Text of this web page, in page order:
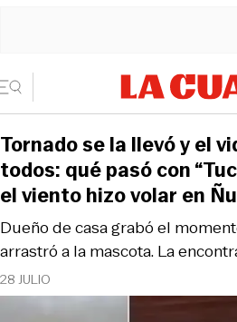
28 JULIO
Dueño de casa grabó el
arrastró a la mascota. La
Tornado se la llevó y el
todos: qué pasó con
el viento hizo volar en